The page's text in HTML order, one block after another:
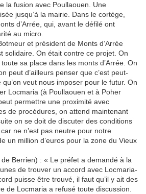
la fusion avec Poullaouen. Une
jusqu’à la mairie. Dans le cortège,
d’Arrée, qui, avant le défilé ont
au micro.
et président de Monts d’Arrée
solidaire. On était contre ce projet. On
sa place dans les monts d’Arrée. On
peut d’ailleurs penser que c’est peut-
veut nous imposer pour le futur. On
Locmaria (à Poullaouen et à Poher
permettre une proximité avec
de procédures, on attend maintenant
on se doit de discuter des conditions
ne n’est pas neutre pour notre
un million d’euros pour la zone du Vieux
Berrien) : « Le préfet a demandé à la
de trouver un accord avec Locmaria-
puisse être trouvé, il faut qu’il y ait des
de Locmaria a refusé toute discussion.